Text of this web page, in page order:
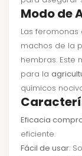
Modo de
Las
machos de la
hembras. Este
para la
químicos
Eficacia
eficiente.
Fácil de usar: